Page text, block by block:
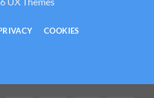
COOKIES